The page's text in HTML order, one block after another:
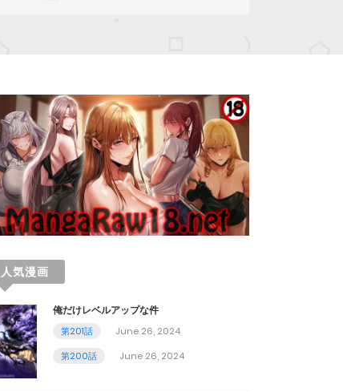
人気漫画
俺だけレベルアップな件
第201話
June 26, 2024
第200話
June 26, 2024